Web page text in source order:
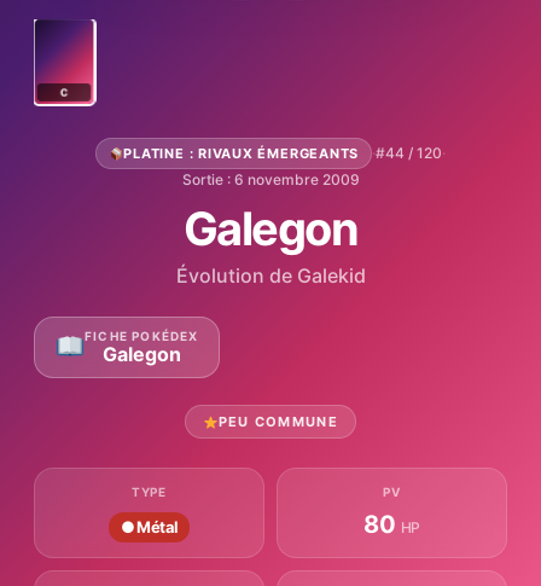
C
PLATINE : RIVAUX ÉMERGEANTS ·#44 / 120·
Sortie : 6 novembre 2009
Galegon
Évolution de Galekid
FICHE POKÉDEX
Galegon
PEU COMMUNE
TYPE
● Métal
PV
80 HP